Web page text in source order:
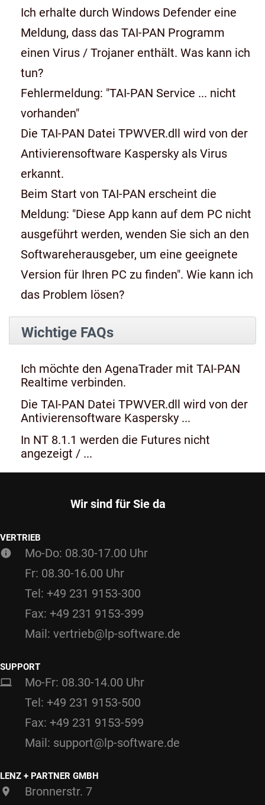
Ich erhalte durch Windows Defender eine
Meldung, dass das TAI-PAN Programm
einen Virus / Trojaner enthält. Was kann ich
tun?
Fehlermeldung: "TAI-PAN Service ... nicht
vorhanden"
Die TAI-PAN Datei TPWVER.dll wird von der
Antivierensoftware Kaspersky als Virus
erkannt.
Beim Start von TAI-PAN erscheint die
Meldung: "Diese App kann auf dem PC nicht
ausgeführt werden, wenden Sie sich an den
Softwareherausgeber, um eine geeignete
Version für Ihren PC zu finden". Wie kann ich
das Problem lösen?
Wichtige FAQs
Ich möchte den AgenaTrader mit TAI-PAN
Realtime verbinden.
Die TAI-PAN Datei TPWVER.dll wird von der
Antivierensoftware Kaspersky ...
In NT 8.1.1 werden die Futures nicht
angezeigt / ...
Wir sind für Sie da
VERTRIEB
Mo-Do: 08.30-17.00 Uhr
Fr: 08.30-16.00 Uhr
Tel: +49 231 9153-300
Fax: +49 231 9153-399
Mail: vertrieb@lp-software.de
SUPPORT
Mo-Fr: 08.30-14.00 Uhr
Tel: +49 231 9153-500
Fax: +49 231 9153-599
Mail: support@lp-software.de
LENZ + PARTNER GMBH
Bronnerstr. 7